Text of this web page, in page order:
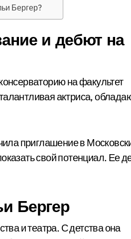
Бергер?
и дебют на
на факультет
актриса,
приглашение в
свой потенциал. Ее
Бергер
и театра. С детства она